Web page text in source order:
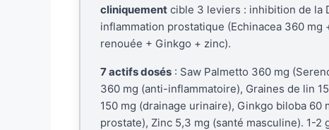
cliniquement cible 3 leviers : inhibition de la
inflammation prostatique (Echinacea 360
renouée + Ginkgo + zinc).
7 actifs dosés : Saw Palmetto 360 mg
360 mg (anti-inflammatoire), Graines de lin
150 mg (drainage urinaire), Ginkgo biloba
prostate), Zinc 5,3 mg (santé masculine). 1-